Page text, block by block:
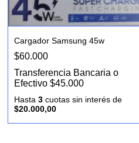
Cargador Samsung 45w
$60.000
Transferencia Bancaria o
Efectivo $45.000
Hasta 3cuotas sin interés de
$20.000,00